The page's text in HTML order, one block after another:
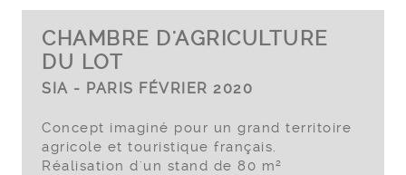
CHAMBRE D'AGRICULTURE
DU LOT
SIA - PARIS FÉVRIER 2020
Concept imaginé pour un grand territoire
agricole et touristique français.
Réalisation d'un stand de 80 m²